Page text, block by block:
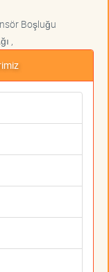
Boşluğu
,